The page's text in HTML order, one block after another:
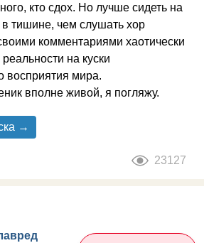
кто сдох. Но лучше сидеть на
тишине, чем слушать хор
комментариями хаотически
на куски
восприятия мира.
вполне живой, я погляжу.
→
23127